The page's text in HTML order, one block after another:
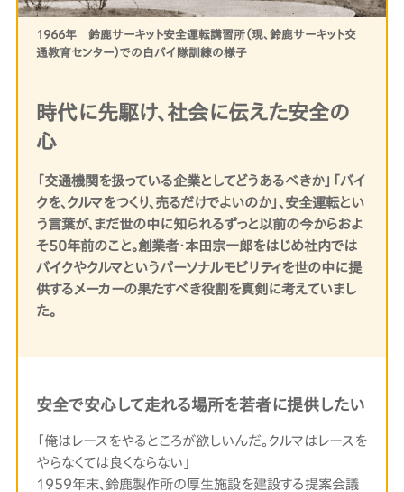
1966年 鈴鹿サーキット安全運転講習所（現、鈴鹿サーキット交
通教育センター）での白バイ隊訓練の様子
時代に先駆け、社会に伝えた安全の
心
「交通機関を扱っている企業としてどうあるべきか」「バイ
クを、クルマをつくり、売るだけでよいのか」、安全運転とい
う言葉が、まだ世の中に知られるずっと以前の今からおよ
そ50年前のこと。創業者・本田宗一郎をはじめ社内では
バイクやクルマというパーソナルモビリティを世の中に提
供するメーカーの果たすべき役割を真剣に考えていまし
た。
安全で安心して走れる場所を若者に提供したい
「俺はレースをやるところが欲しいんだ。クルマはレースを
らなくては良くならない」
1959年末、鈴鹿製作所の厚生施設を建設する提案会議